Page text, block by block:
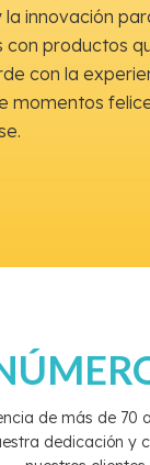
la innovación
con productos
con la
momentos
de más de 70
dedicación y